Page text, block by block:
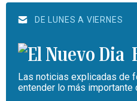
DE LUNES A VIERNES
Las noticias explicadas de
entender lo más importante